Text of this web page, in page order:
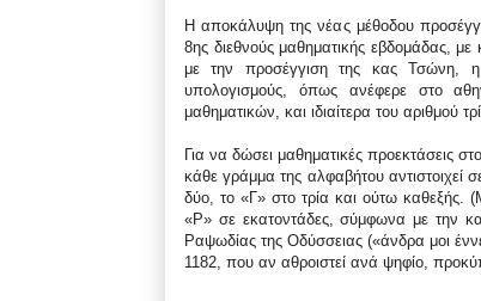
Η αποκάλυψη της νέας μέθοδου
8ης διεθνούς μαθηματικής εβδομάδας,
με την προσέγγιση της κας Τσώνη, η
υπολογισμούς, όπως ανέφερε στο
μαθηματικών, και ιδιαίτερα του αριθμού
Για να δώσει μαθηματικές προεκτάσεις
κάθε γράμμα της αλφαβήτου αντιστοιχεί
δύο, το «Γ» στο τρία και ούτω καθεξής.
«Ρ» σε εκατοντάδες, σύμφωνα με την κα
Ραψωδίας της Οδύσσειας («άνδρα μοι
1182, που αν αθροιστεί ανά ψηφίο,